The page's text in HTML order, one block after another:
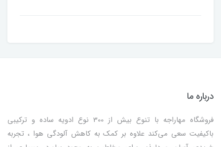
درباره ما
فروشگاه مهاراجه با تنوع بیش از 300 نوع ادویه ساده و ترکیبی
باکیفیت سعی می‌کند علاوه بر کمک به کاهش آلودگی هوا ، تجربه